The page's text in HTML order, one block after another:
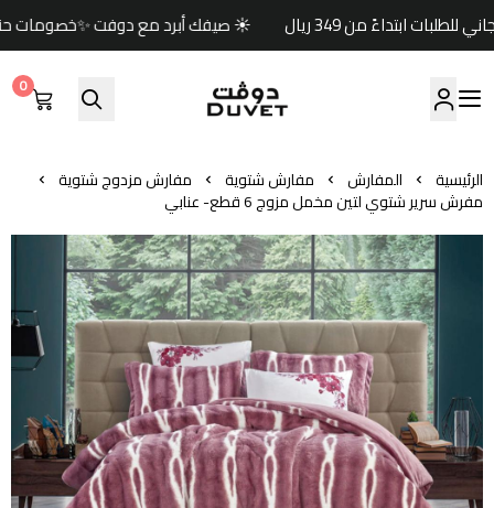
☀️ صيفك أبرد مع دوفت ✨خصومات حتى 60% 🏷️وكود خصم إضافي (صيف) 🎁🚚 شحن مجاني للطلبات ابتداءً من 349 ريال
مفارش دوفت | DUVET
0
الرئيسية المفارش مفارش شتوية مفارش مزدوج شتوية
مفرش سرير شتوي لتين مخمل مزوج 6 قطع- عنابي